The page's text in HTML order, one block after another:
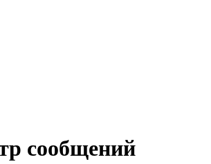
сообщений